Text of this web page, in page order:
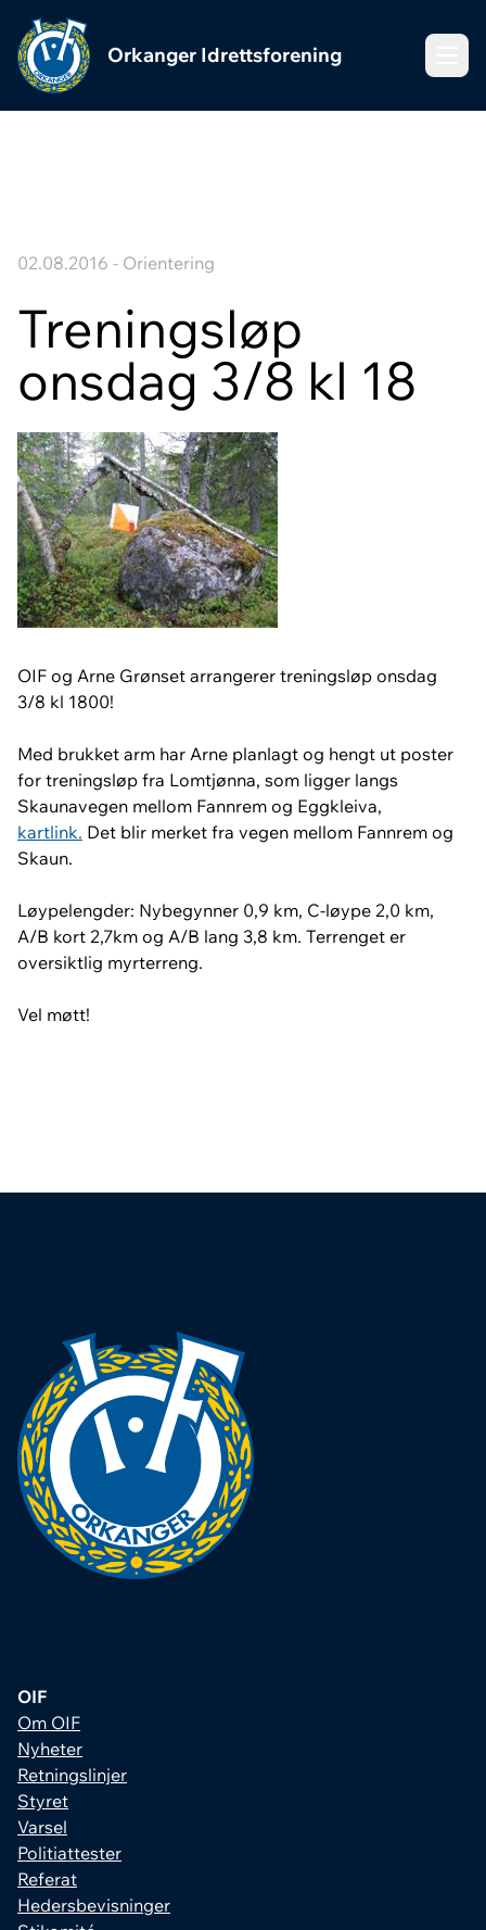
Orkanger Idrettsforening
02.08.2016 - Orientering
Treningsløp
onsdag 3/8 kl 18
OIF og Arne Grønset arrangerer treningsløp onsdag
3/8 kl 1800!
Med brukket arm har Arne planlagt og hengt ut poster
for treningsløp fra Lomtjønna, som ligger langs
Skaunavegen mellom Fannrem og Eggkleiva,
kartlink. Det blir merket fra vegen mellom Fannrem og
Skaun.
Løypelengder: Nybegynner 0,9 km, C-løype 2,0 km,
A/B kort 2,7km og A/B lang 3,8 km. Terrenget er
oversiktlig myrterreng.
Vel møtt!
OIF
Om OIF
Nyheter
Retningslinjer
Styret
Varsel
Politiattester
Referat
Hedersbevisninger